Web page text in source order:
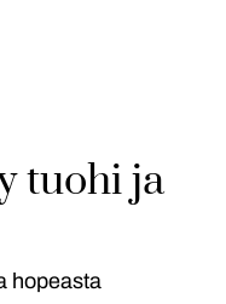
tuohi ja
hopeasta